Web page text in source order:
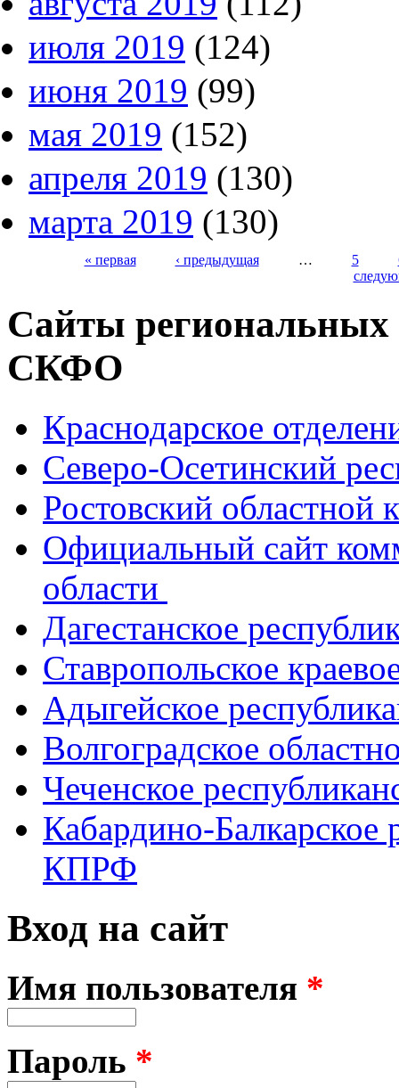
июля 2019 (124)
июня 2019 (99)
мая 2019 (152)
апреля 2019 (130)
марта 2019 (130)
« первая ‹ предыдущая … 5
Сайты
СКФО
Краснодарское
Северо-Осетинский
Ростовский
Официальный сайт
области
Дагестанское
Ставропольское
Адыгейское
Волгоградское
Чеченское
Кабардино-Балкарское
КПРФ
Вход на сайт
Имя пользователя *
Пароль *